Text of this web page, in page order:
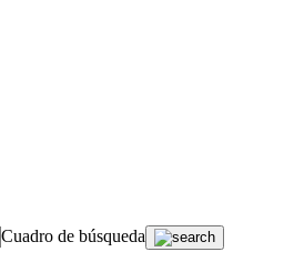
Cuadro de búsqueda